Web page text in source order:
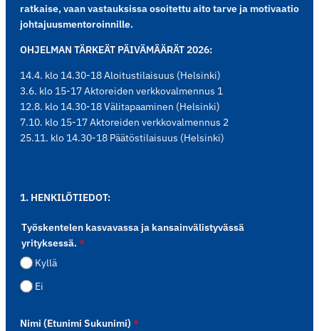
ratkaise, vaan vastauksissa osoitettu aito tarve ja motivaatio
johtajuusmentoroinnille.
OHJELMAN TÄRKEÄT PÄIVÄMÄÄRÄT 2026:
14.4. klo 14.30-18 Aloitustilaisuus (Helsinki)
3.6. klo 15-17 Aktoreiden verkkovalmennus 1
12.8. klo 14.30-18 Välitapaaminen (Helsinki)
7.10. klo 15-17 Aktoreiden verkkovalmennus 2
25.11. klo 14.30-18 Päätöstilaisuus (Helsinki)
1. HENKILÖTIEDOT:
Työskentelen kasvavassa ja kansainvälistyvässä
yrityksessä.*
Kyllä
Ei
Nimi (Etunimi Sukunimi) *